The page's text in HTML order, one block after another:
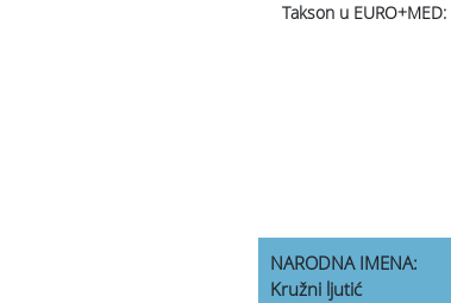
Takson u EURO+MED:
NARODNA IMENA:
Kružni ljutić